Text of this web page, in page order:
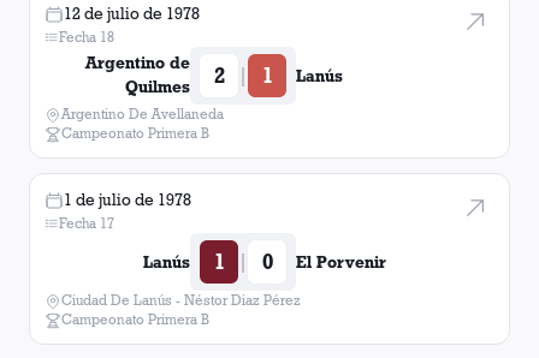
12 de julio de 1978
Fecha 18
Argentino de
Quilmes
2 | 1 Lanús
Argentino De Avellaneda
Campeonato Primera B
1 de julio de 1978
Fecha 17
Lanús 1 | 0 El Porvenir
Ciudad De Lanús - Néstor Diaz Pérez
Campeonato Primera B